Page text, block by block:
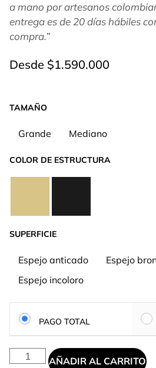
a mano por artesanos
entrega es de 20 días hábiles
compra.”
Desde $1.590.000
TAMAÑO
Grande Mediano
COLOR DE ESTRUCTURA
SUPERFICIE
Espejo anticado
Espejo
Espejo incoloro
PAGO TOTAL
AÑADIR AL CARRITO